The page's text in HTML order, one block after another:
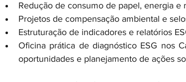
Redução de consumo de papel, energia e
Projetos de compensação ambiental e
Estruturação de indicadores e relatórios
Oficina prática de diagnóstico ESG nos
oportunidades e planejamento de ações